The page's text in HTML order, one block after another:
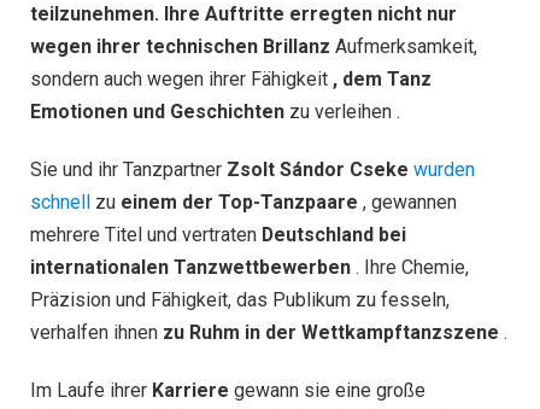
teilzunehmen. Ihre Auftritte erregten nicht nur
wegen ihrer technischen Brillanz Aufmerksamkeit,
sondern auch wegen ihrer Fähigkeit , dem Tanz
Emotionen und Geschichten zu verleihen .
Sie und ihr Tanzpartner Zsolt Sándor Cseke wurden
schnell
zu einem der Top-Tanzpaare , gewannen
mehrere Titel und vertraten Deutschland bei
internationalen Tanzwettbewerben . Ihre Chemie,
Präzision und Fähigkeit, das Publikum zu fesseln,
verhalfen ihnen zu Ruhm in der Wettkampftanzszene .
Im Laufe ihrer Karriere gewann sie eine große